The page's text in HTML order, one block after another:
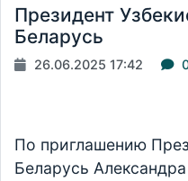
Президент
Беларусь
26.06.2025 17:42
По приглашению
Беларусь